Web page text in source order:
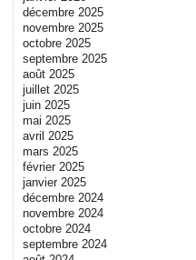
décembre 2025
novembre 2025
octobre 2025
septembre 2025
août 2025
juillet 2025
juin 2025
mai 2025
avril 2025
mars 2025
février 2025
janvier 2025
décembre 2024
novembre 2024
octobre 2024
septembre 2024